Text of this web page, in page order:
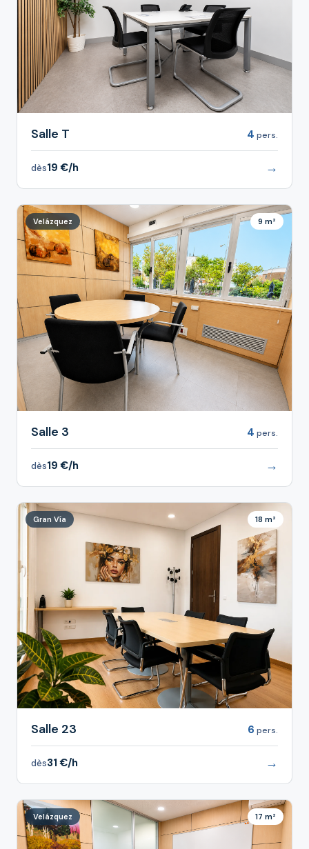
Salle T 4 pers.
dès19 €/h →
Velázquez 9 m²
Salle 3 4 pers.
dès19 €/h →
Gran Vía 18 m²
Salle 23 6 pers.
dès31 €/h →
Velázquez 17 m²